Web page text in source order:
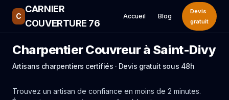
C
CARNIER
COUVERTURE 76
Accueil Blog
Devis
gratuit
Charpentier Couvreur à Saint-Divy
Artisans charpentiers certifiés · Devis gratuit sous 48h
Trouvez un artisan de confiance en moins de 2 minutes.